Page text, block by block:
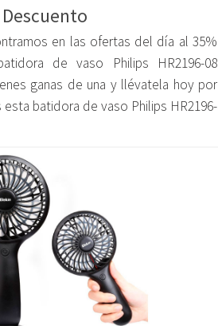
en las ofertas del día al 35%
de vaso Philips HR2196-08
ganas de una y llévatela hoy por
batidora de vaso Philips HR2196-